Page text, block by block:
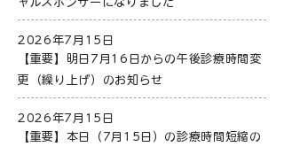
2026年7月15日
【重要】明日7月16日からの午後診療時間変
更（繰り上げ）のお知らせ
2026年7月15日
【重要】本日（7月15日）の診療時間短縮の